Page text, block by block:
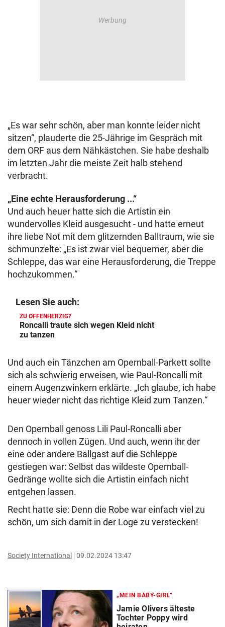
„Es war sehr schön, aber man konnte leider nicht
sitzen“, plauderte die 25-Jährige im Gespräch mit
dem ORF aus dem Nähkästchen. Sie habe deshalb
im letzten Jahr die meiste Zeit halb stehend
verbracht.
„Eine echte Herausforderung ...“
Und auch heuer hatte sich die Artistin ein
wundervolles Kleid ausgesucht - und hatte erneut
ihre liebe Not mit dem glitzernden Balltraum, wie sie
schmunzelte: „Es ist zwar viel bequemer, aber die
Schleppe, das war eine Herausforderung, die Treppe
hochzukommen.“
Lesen Sie auch:
ZU OFFENHERZIG?
Roncalli traute sich wegen Kleid nicht
zu tanzen
Und auch ein Tänzchen am Opernball-Parkett sollte
sich als schwierig erweisen, wie Paul-Roncalli mit
einem Augenzwinkern erklärte. „Ich glaube, ich habe
heuer wieder nicht das richtige Kleid zum Tanzen.“
Den Opernball genoss Lili Paul-Roncalli aber
dennoch in vollen Zügen. Und auch, wenn ihr der
eine oder andere Ballgast auf die Schleppe
gestiegen war: Selbst das wildeste Opernball-
Gedränge wollte sich die Artistin einfach nicht
entgehen lassen.
Recht hatte sie: Denn die Robe war einfach viel zu
schön, um sich damit in der Loge zu verstecken!
Society International 09.02.2024 13:47
„MEIN BABY-GIRL“
Jamie Olivers älteste
Tochter Poppy wird